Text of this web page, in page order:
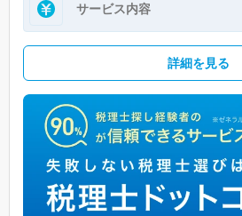
サービス内容
詳細を見る